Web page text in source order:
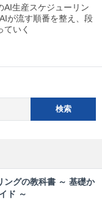
AI生産スケジューリン
が流す順番を整え、段
いく
ングの教科書 ～ 基礎か
ド ～